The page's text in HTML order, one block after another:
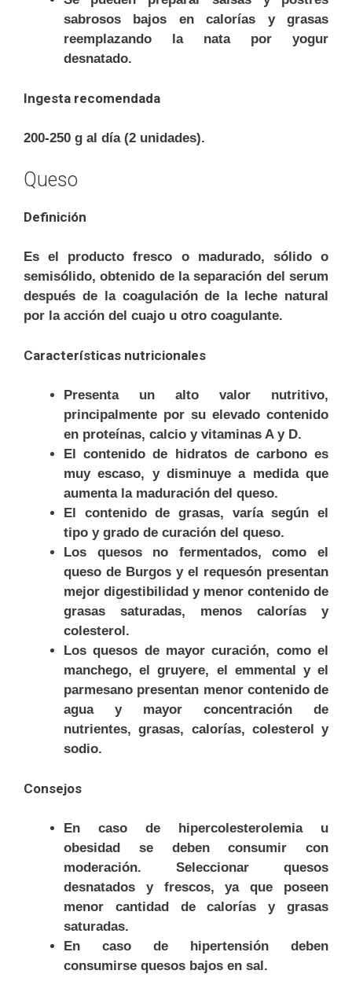
sabrosos bajos en calorías y grasas
reemplazando la nata por yogur
desnatado.
Ingesta recomendada
200-250 g al día (2 unidades).
Queso
Definición
Es el producto fresco o madurado, sólido o
semisólido, obtenido de la separación del serum
después de la coagulación de la leche natural
por la acción del cuajo u otro coagulante.
Características nutricionales
Presenta un alto valor nutritivo,
principalmente por su elevado contenido
en proteínas, calcio y vitaminas A y D.
El contenido de hidratos de carbono es
muy escaso, y disminuye a medida que
aumenta la maduración del queso.
El contenido de grasas, varía según el
tipo y grado de curación del queso.
Los quesos no fermentados, como el
queso de Burgos y el requesón presentan
mejor digestibilidad y menor contenido de
grasas saturadas, menos calorías y
colesterol.
Los quesos de mayor curación, como el
manchego, el gruyere, el emmental y el
parmesano presentan menor contenido de
agua y mayor concentración de
nutrientes, grasas, calorías, colesterol y
sodio.
Consejos
En caso de hipercolesterolemia u
obesidad se deben consumir con
moderación. Seleccionar quesos
desnatados y frescos, ya que poseen
menor cantidad de calorías y grasas
saturadas.
En caso de hipertensión deben
consumirse quesos bajos en sal.